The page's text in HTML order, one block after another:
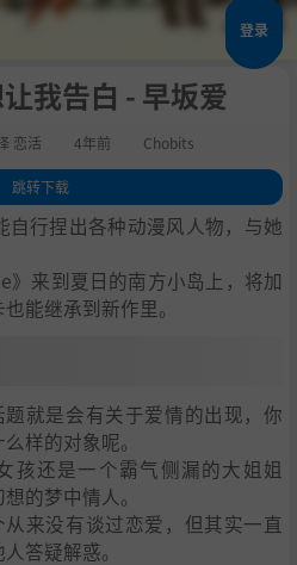
登录
我告白 - 早坂爱
恋活 4年前 Chobits
跳转下载
法
自行捏出各种动漫风人物，与她
》来到夏日的南方小岛上，将加
能继承到新作里。
就是会有关于爱情的出现，你
样的对象呢。
孩还是一个霸气侧漏的大姐姐
的梦中情人。
来没有谈过恋爱，但其实一直
答疑解惑。